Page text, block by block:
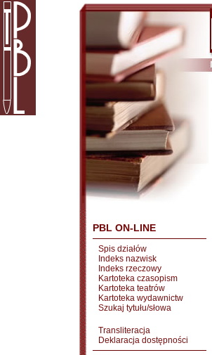
PBL ON-LINE
Spis działów
Indeks nazwisk
Indeks rzeczowy
Kartoteka czasopism
Kartoteka teatrów
Kartoteka wydawnictw
Szukaj tytułu/słowa
Transliteracja
Deklaracja dostępności